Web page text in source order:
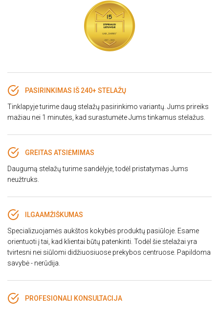
PASIRINKIMAS IŠ 240+ STELAŽŲ
Tinklapyje turime daug stelažų pasirinkimo variantų. Jums prireiks
mažiau nei 1 minutės, kad surastumėte Jums tinkamus stelažus.
GREITAS ATSIĖMIMAS
Daugumą stelažų turime sandėlyje, todėl pristatymas Jums
neužtruks.
ILGAAMŽIŠKUMAS
Specializuojamės aukštos kokybės produktų pasiūloje. Esame
orientuoti į tai, kad klientai būtų patenkinti. Todėl šie stelažai yra
tvirtesni nei siūlomi didžiuosiuose prekybos centruose. Papildoma
savybė - nerūdija.
PROFESIONALI KONSULTACIJA